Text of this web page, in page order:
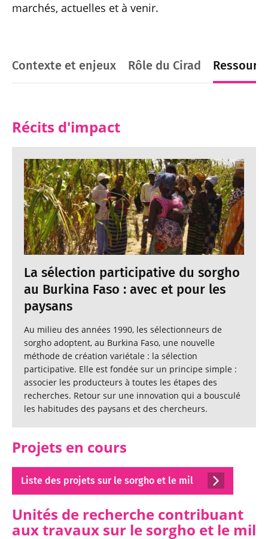
marchés, actuelles et à venir.
Contexte et enjeux Rôle du Cirad
Récits d'impact
La sélection participative du sorgho
au Burkina Faso : avec et pour les
paysans
Au milieu des années 1990, les sélectionneurs de
sorgho adoptent, au Burkina Faso, une nouvelle
méthode de création variétale : la sélection
participative. Elle est fondée sur un principe simple :
associer les producteurs à toutes les étapes des
recherches. Retour sur une innovation qui a bousculé
les habitudes des paysans et des chercheurs.
Projets en cours
Liste des projets sur le sorgho et le mil
Unités de recherche contribuant
aux travaux sur le sorgho et le mil